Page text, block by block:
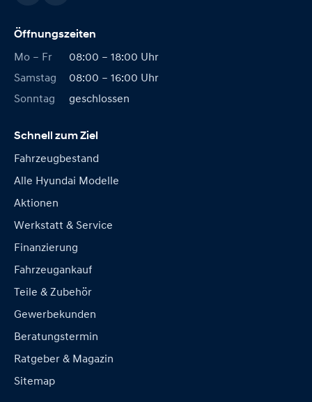
Öffnungszeiten
Mo – Fr
08:00 – 18:00 Uhr
Samstag
08:00 – 16:00 Uhr
Sonntag
geschlossen
Schnell zum Ziel
Fahrzeugbestand
Alle Hyundai Modelle
Aktionen
Werkstatt & Service
Finanzierung
Fahrzeugankauf
Teile & Zubehör
Gewerbekunden
Beratungstermin
Ratgeber & Magazin
Sitemap